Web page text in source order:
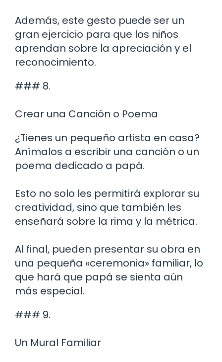
Además, este gesto puede ser un
gran ejercicio para que los niños
aprendan sobre la apreciación y el
reconocimiento.
### 8.
Crear una Canción o Poema
¿Tienes un pequeño artista en casa?
Anímalos a escribir una canción o un
poema dedicado a papá.
Esto no solo les permitirá explorar su
creatividad, sino que también les
enseñará sobre la rima y la métrica.
Al final, pueden presentar su obra en
una pequeña «ceremonia» familiar, lo
que hará que papá se sienta aún
más especial.
### 9.
Un Mural Familiar